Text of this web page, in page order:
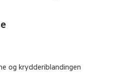
og krydderiblandingen